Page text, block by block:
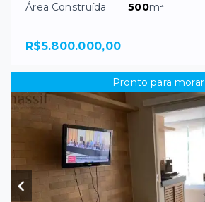
Área Construída
500m²
R$5.800.000,00
Pronto para morar